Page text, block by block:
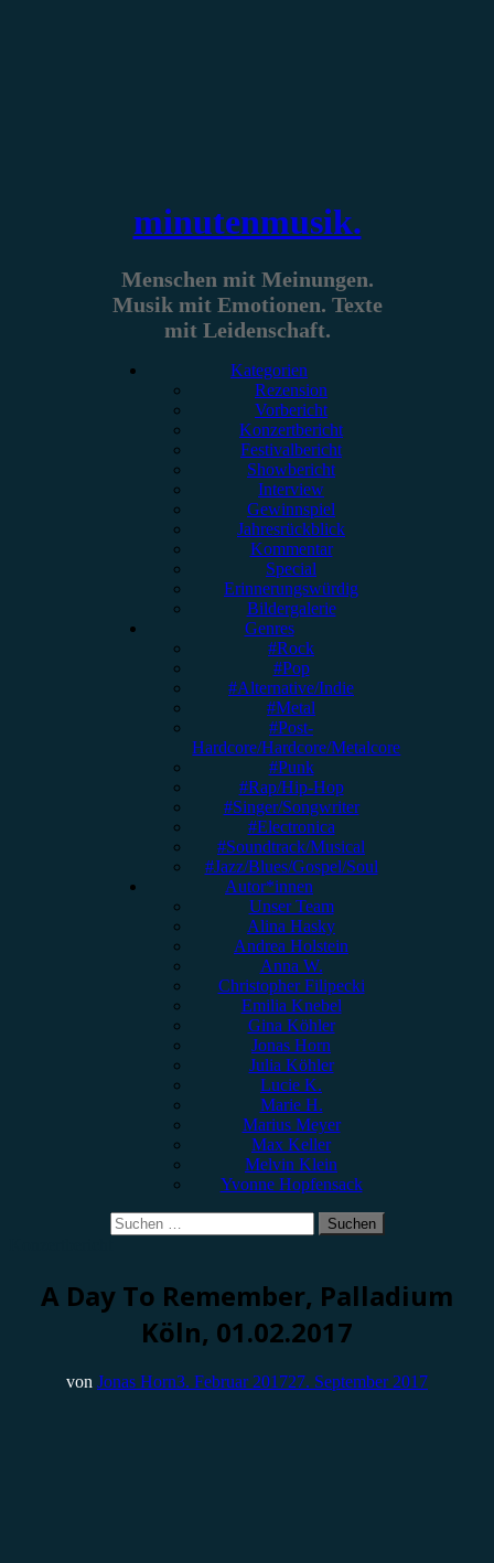
minutenmusik.
Menschen mit Meinungen.
Musik mit Emotionen. Texte
mit Leidenschaft.
Kategorien
Rezension
Vorbericht
Konzertbericht
Festivalbericht
Showbericht
Interview
Gewinnspiel
Jahresrückblick
Kommentar
Special
Erinnerungswürdig
Bildergalerie
Genres
#Rock
#Pop
#Alternative/Indie
#Metal
#Post-
Hardcore/Hardcore/Metalcore
#Punk
#Rap/Hip-Hop
#Singer/Songwriter
#Electronica
#Soundtrack/Musical
#Jazz/Blues/Gospel/Soul
Autor*innen
Unser Team
Alina Hasky
Andrea Holstein
Anna W.
Christopher Filipecki
Emilia Knebel
Gina Köhler
Jonas Horn
Julia Köhler
Lucie K.
Marie H.
Marius Meyer
Max Keller
Melvin Klein
Yvonne Hopfensack
Suchen
nach:
A Day To Remember, Palladium
Köln, 01.02.2017
von Jonas Horn3. Februar 201727. September 2017